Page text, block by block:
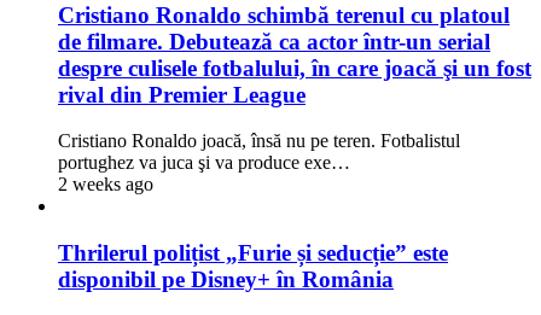
Cristiano Ronaldo schimbă terenul cu platoul
de filmare. Debutează ca actor într-un serial
despre culisele fotbalului, în care joacă şi un fost
rival din Premier League
Cristiano Ronaldo joacă, însă nu pe teren. Fotbalistul
portughez va juca şi va produce exe…
2 weeks ago
Thrilerul polițist „Furie și seducție” este
disponibil pe Disney+ în România